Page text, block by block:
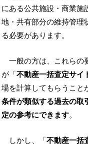
にある公共施設・商業施
地・共有部分の維持管理
る必要があります。
一般の方は、これらの
が「不動産一括査定サイ
場を計算してもらうこと
条件が類似する過去の取
定の参考にできます。
しかし、「不動産一括